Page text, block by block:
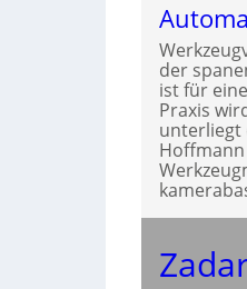
der
ist für
Praxis
unterliegt